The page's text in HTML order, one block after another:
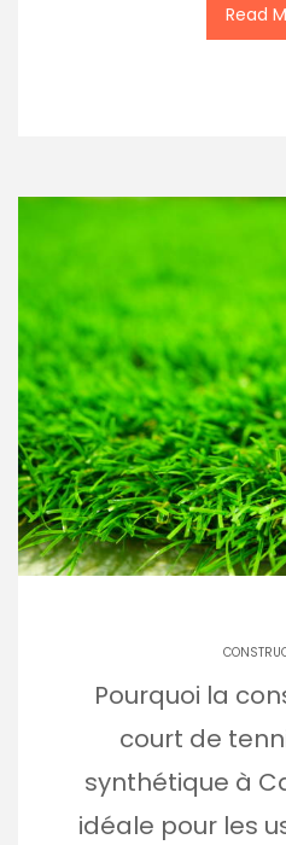
Read
Pourquoi la
court de
synthétique à
idéale pour les